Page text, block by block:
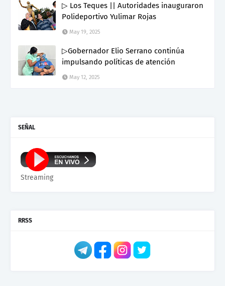
▷ Los Teques || Autoridades inauguraron
Polideportivo Yulimar Rojas
May 19, 2025
▷Gobernador Elio Serrano continúa
impulsando políticas de atención
May 12, 2025
SEÑAL
Streaming
RRSS